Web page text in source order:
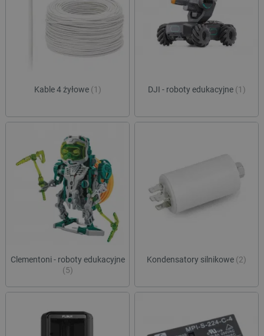
Kable 4 żyłowe (1) DJI - roboty edukacyjne (1)
Clementoni - roboty edukacyjne
(5)
Kondensatory silnikowe (2)